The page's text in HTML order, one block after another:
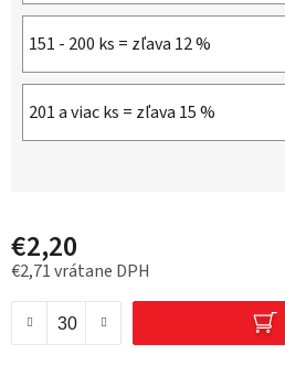
151 - 200 ks = zľava 12 %
201 a viac ks = zľava 15 %
€2,20
€2,71 vrátane DPH